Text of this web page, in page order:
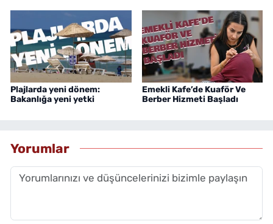
Plajlarda yeni dönem:
Bakanlığa yeni yetki
Emekli Kafe’de Kuaför Ve
Berber Hizmeti Başladı
Yorumlar